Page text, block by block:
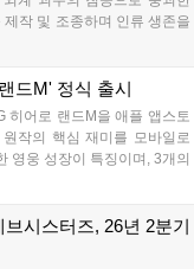
작 및 조종하며 인류 생존을
영, 연맹 협동 콘텐츠가 특징
니티에서 확인 가능하다....
드M' 정식 출시
히어로 랜드M을 애플 앱스토
작의 핵심 재미를 모바일로
영웅 성장이 특징이며, 3개의
등 다양한 콘텐츠를 제공한
에서 확인할 수 있다. 이용자
성장을 지원받을 수 있다....
시스터즈, 26년 2분기